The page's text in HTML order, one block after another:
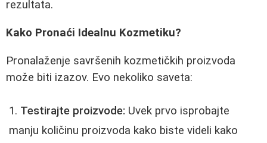
rezultata.
Kako Pronaći Idealnu Kozmetiku?
Pronalaženje savršenih kozmetičkih proizvoda
može biti izazov. Evo nekoliko saveta:
Testirajte proizvode: Uvek prvo isprobajte
manju količinu proizvoda kako biste videli kako